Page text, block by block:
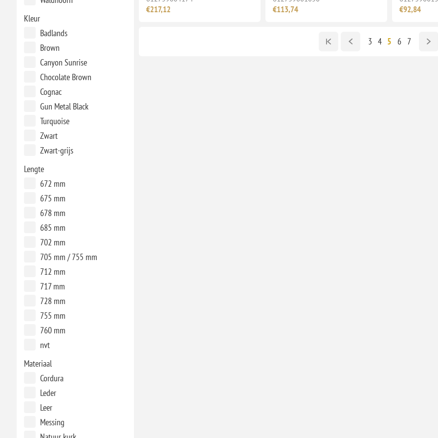
Kleur
Badlands
Brown
Canyon Sunrise
Chocolate Brown
Cognac
Gun Metal Black
Turquoise
Zwart
Zwart-grijs
Lengte
672 mm
675 mm
678 mm
685 mm
702 mm
705 mm / 755 mm
712 mm
717 mm
728 mm
755 mm
760 mm
nvt
Materiaal
Cordura
Leder
Leer
Messing
€217,12 €113,74 €92,84
3 4 5 6 7